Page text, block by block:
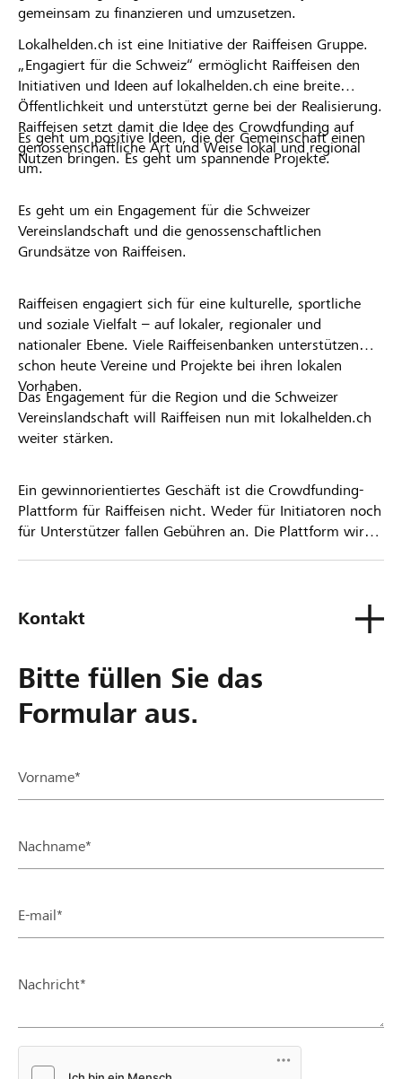
gemeinsam zu finanzieren und umzusetzen.
Lokalhelden.ch ist eine Initiative der Raiffeisen Gruppe.
„Engagiert für die Schweiz“ ermöglicht Raiffeisen den
Initiativen und Ideen auf lokalhelden.ch eine breite
Öffentlichkeit und unterstützt gerne bei der Realisierung.
Raiffeisen setzt damit die Idee des Crowdfunding auf
genossenschaftliche Art und Weise lokal und regional
um.
Es geht um positive Ideen, die der Gemeinschaft einen
Nutzen bringen. Es geht um spannende Projekte.
Es geht um ein Engagement für die Schweizer
Vereinslandschaft und die genossenschaftlichen
Grundsätze von Raiffeisen.
Raiffeisen engagiert sich für eine kulturelle, sportliche
und soziale Vielfalt – auf lokaler, regionaler und
nationaler Ebene. Viele Raiffeisenbanken unterstützen
schon heute Vereine und Projekte bei ihren lokalen
Vorhaben.
Das Engagement für die Region und die Schweizer
Vereinslandschaft will Raiffeisen nun mit lokalhelden.ch
weiter stärken.
Ein gewinnorientiertes Geschäft ist die Crowdfunding-
Plattform für Raiffeisen nicht. Weder für Initiatoren noch
für Unterstützer fallen Gebühren an. Die Plattform wird
Kontakt
Bitte füllen Sie das
Formular aus.
Vorname*
Nachname*
E-mail*
Nachricht*